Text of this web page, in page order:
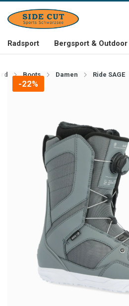
Radsport Bergsport & Outdoor
Boots Damen Ride SAGE
-22%